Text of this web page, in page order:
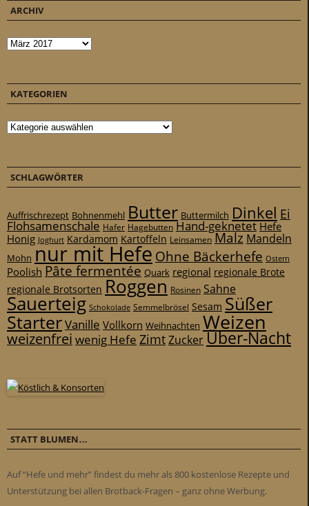
ARCHIV
Archiv
KATEGORIEN
Kategorien
SCHLAGWÖRTER
Auffrischrezept Bohnenmehl Butter Buttermilch Dinkel Ei
Flohsamenschale Hafer Hagebutten Hand-geknetet Hefe
Honig Joghurt Kardamom Kartoffeln Leinsamen Malz Mandeln
Mohn nur mit Hefe Ohne Bäckerhefe Ostern
Poolish Pâte fermentée Quark regional regionale Brote
regionale Brotsorten Roggen Rosinen Sahne
Sauerteig Schokolade Semmelbrösel Sesam Süßer
StarterVanille Vollkorn Weihnachten Weizen
weizenfrei wenig Hefe ZimtZuckerÜber-Nacht
STATT BLUMEN…
Auf “Hefe und mehr” findest du mehr als 800 kostenlose Rezepte und
Unterstützung bei allen Brotback-Fragen – ganz ohne Werbung.